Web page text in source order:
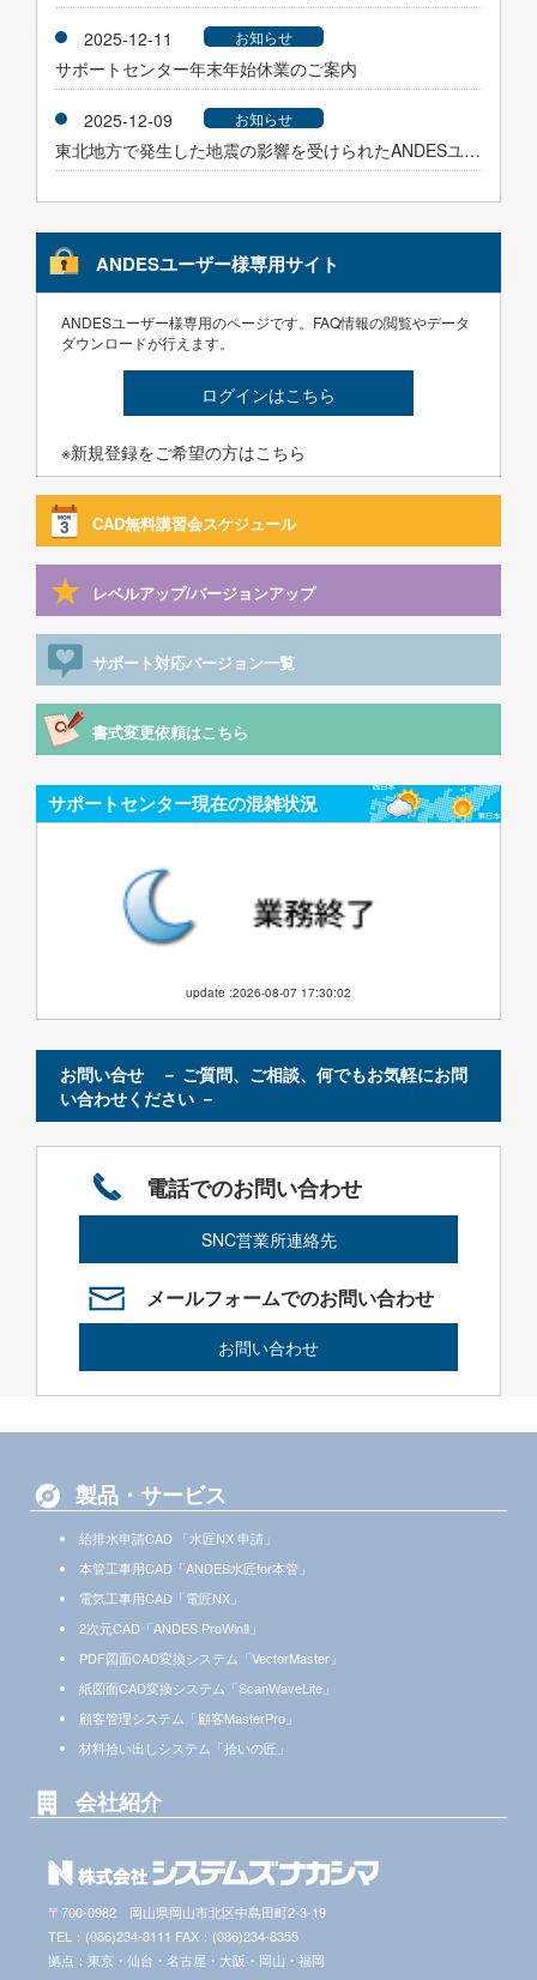
2025-12-11 お知らせ
サポートセンター年末年始休業のご案内
2025-12-09 お知らせ
東北地方で発生した地震の影響を受けられたANDESユーザ様へ
ANDESユーザー様専用サイト
ANDESユーザー様専用のページです。FAQ情報の閲覧やデータ
ダウンロードが行えます。
ログインはこちら
※新規登録をご希望の方はこちら
CAD無料講習会スケジュール
レベルアップ/バージョンアップ
サポート対応バージョン一覧
書式変更依頼はこちら
サポートセンター現在の混雑状況
update :2026-08-07 17:30:02
お問い合せ － ご質問、ご相談、何でもお気軽にお問
い合わせください －
電話でのお問い合わせ
SNC営業所連絡先
メールフォームでのお問い合わせ
お問い合わせ
製品・サービス
給排水申請CAD 「水匠NX 申請」
本管工事用CAD「ANDES水匠for本管」
電気工事用CAD「電匠NX」
2次元CAD「ANDES ProWinⅡ」
PDF図面CAD変換システム「VectorMaster」
紙図面CAD変換システム「ScanWaveLite」
顧客管理システム「顧客MasterPro」
材料拾い出しシステム「拾いの匠」
会社紹介
〒700-0982 岡山県岡山市北区中島田町2-3-19
TEL：(086)234-8111 FAX：(086)234-8355
拠点：東京・仙台・名古屋・大阪・岡山・福岡